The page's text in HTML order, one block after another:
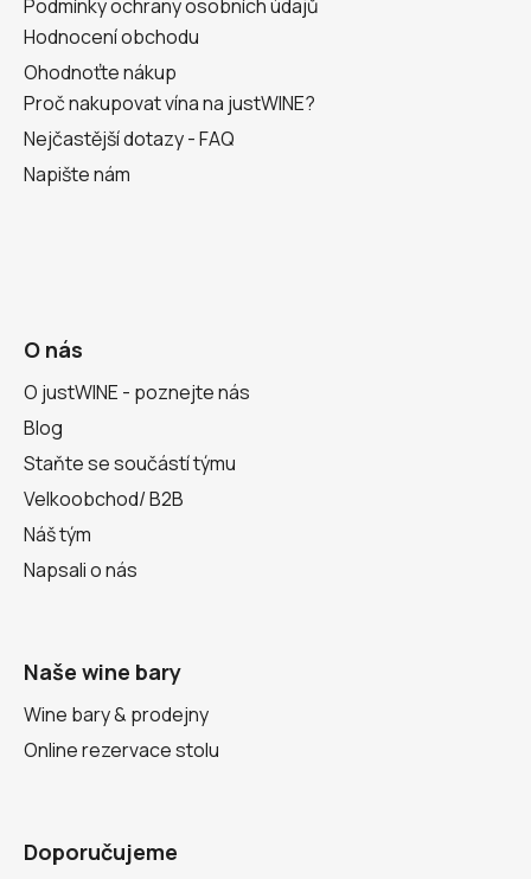
Podmínky ochrany osobních údajů
Hodnocení obchodu
Ohodnoťte nákup
Proč nakupovat vína na justWINE?
Nejčastější dotazy - FAQ
Napište nám
O nás
O justWINE - poznejte nás
Blog
Staňte se součástí týmu
Velkoobchod/ B2B
Náš tým
Napsali o nás
Naše wine bary
Wine bary & prodejny
Online rezervace stolu
Doporučujeme